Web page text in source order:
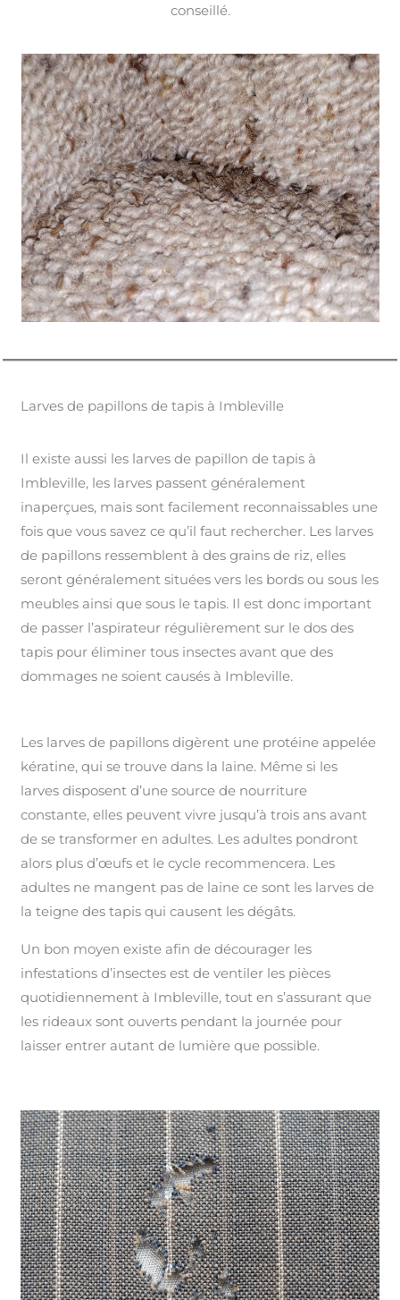
conseillé.
Larves de papillons de tapis à Imbleville
Il existe aussi les larves de papillon de tapis à
Imbleville, les larves passent généralement
inaperçues, mais sont facilement reconnaissables une
fois que vous savez ce qu’il faut rechercher. Les larves
de papillons ressemblent à des grains de riz, elles
seront généralement situées vers les bords ou sous les
meubles ainsi que sous le tapis. Il est donc important
de passer l’aspirateur régulièrement sur le dos des
tapis pour éliminer tous insectes avant que des
dommages ne soient causés à Imbleville.
Les larves de papillons digèrent une protéine appelée
kératine, qui se trouve dans la laine. Même si les
larves disposent d’une source de nourriture
constante, elles peuvent vivre jusqu’à trois ans avant
de se transformer en adultes. Les adultes pondront
alors plus d’œufs et le cycle recommencera. Les
adultes ne mangent pas de laine ce sont les larves de
la teigne des tapis qui causent les dégâts.
Un bon moyen existe afin de décourager les
infestations d’insectes est de ventiler les pièces
quotidiennement à Imbleville, tout en s’assurant que
les rideaux sont ouverts pendant la journée pour
laisser entrer autant de lumière que possible.